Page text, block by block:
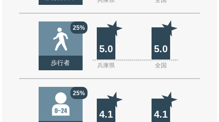
25%
歩行者
5.0 5.0
兵庫県 全国
25%
4.1 4.1